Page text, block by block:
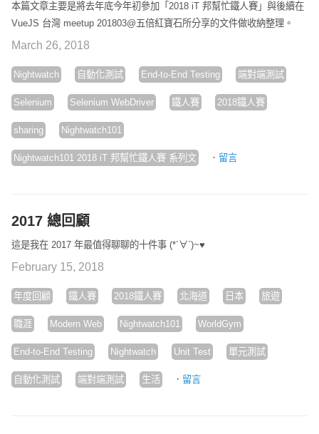
本篇文章主要是將去年底今年初參加「2018 iT 邦幫忙鐵人賽」與後續在
VueJS 台灣 meetup 201803@五倍紅寶石所分享的文件做收納整理。
March 26, 2018
Nightwatch 自動化測試 End-to-End Testing 端對端測試
Selenium Selenium WebDriver 鐵人賽 2018鐵人賽
sharing Nightwatch101
Nightwatch101 2018 iT 邦幫忙鐵人賽 系列文 · 留言
2017 總回顧
這是我在 2017 年最值得聊聊的十件事 (*´∀`)~♥
February 15, 2018
年度回顧 鐵人賽 2018鐵人賽 北海道 日本 旅遊
職涯 Modern Web Nightwatch101 WorldGym
End-to-End Testing Nightwatch Unit Test 單元測試
自動化測試 端對端測試 生活 · 留言